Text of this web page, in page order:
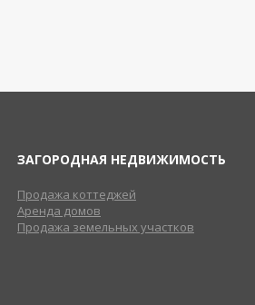
ЗАГОРОДНАЯ НЕДВИЖИМОСТЬ
Продажа коттеджей
Аренда домов
Продажа земельных участков